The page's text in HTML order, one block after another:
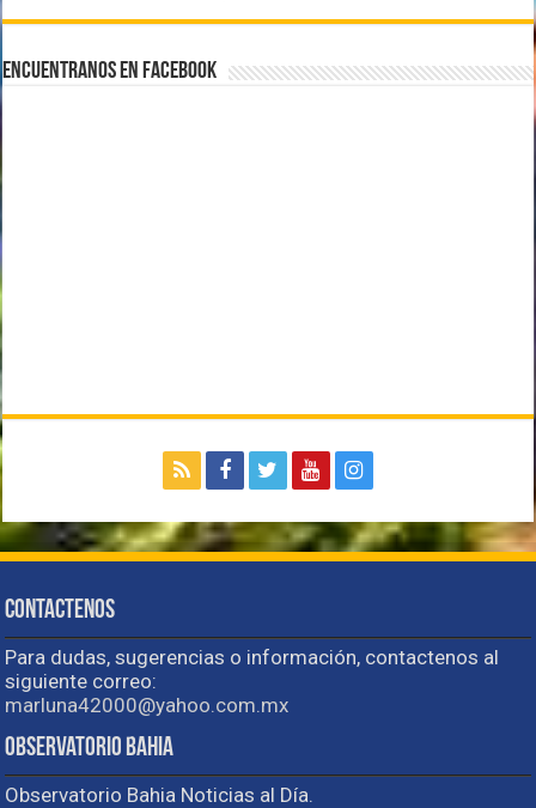
Encuentranos en Facebook
Contactenos
Para dudas, sugerencias o información, contactenos al
siguiente correo:
marluna42000@yahoo.com.mx
Observatorio Bahia
Observatorio Bahia Noticias al Día.